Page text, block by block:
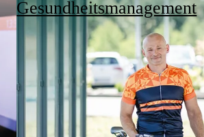
Gesundheitsmanagement